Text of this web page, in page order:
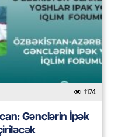
1174
Gənclərin İpək